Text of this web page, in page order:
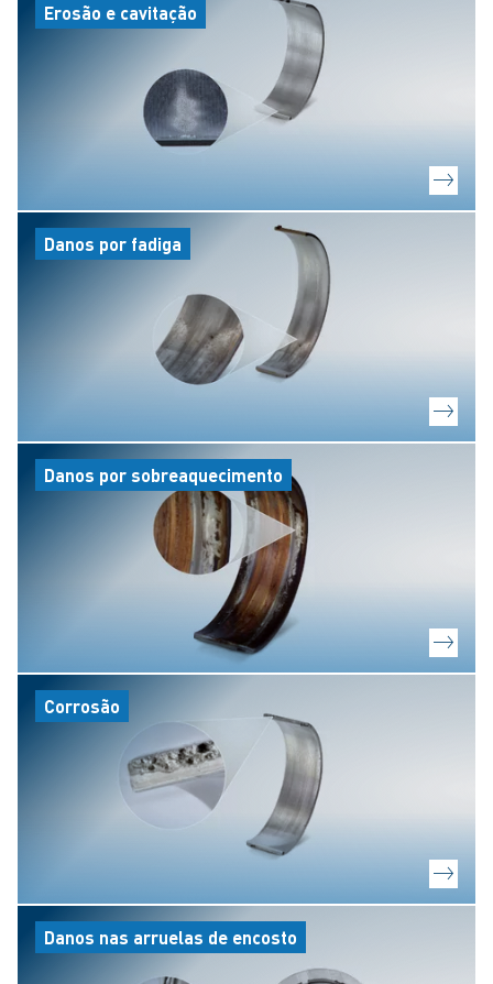
Erosão e cavitação
Danos por fadiga
Danos por sobreaquecimento
Corrosão
Danos nas arruelas de encosto